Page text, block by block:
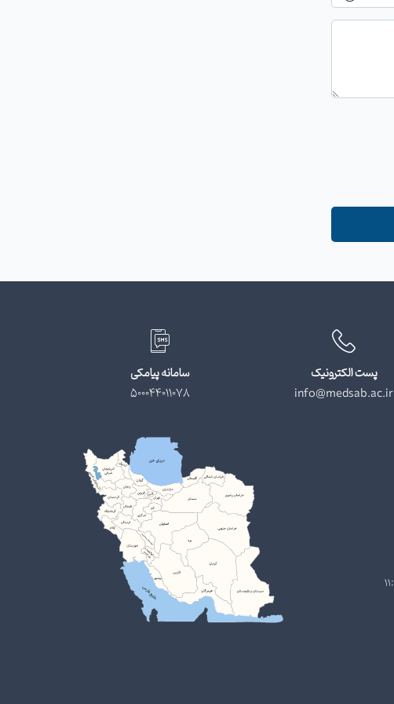
پست الکترونیک
info@medsab.ac.ir
سامانه پیامکی
500044011078